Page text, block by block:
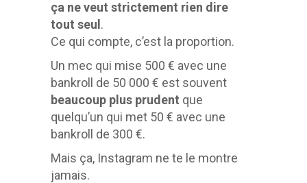
ça ne veut strictement rien dire
tout seul .
Ce qui compte, c’est la proportion.
Un mec qui mise 500 € avec une
bankroll de 50 000 € est souvent
beaucoup plus prudent que
quelqu’un qui met 50 € avec une
bankroll de 300 €.
Mais ça, Instagram ne te le montre
jamais.